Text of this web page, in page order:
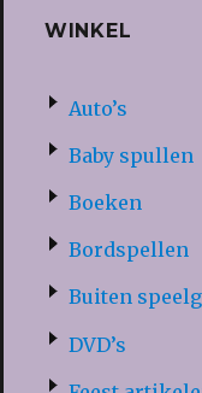
WINKEL
Auto’s
Baby spullen
Boeken
Bordspellen
Buiten
DVD’s